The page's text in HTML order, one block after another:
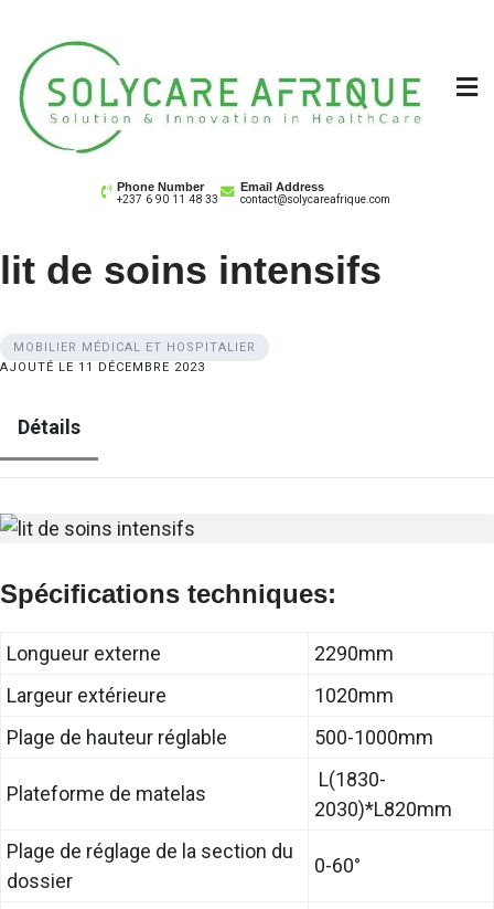
content
Solycare Afrique
Matériel & équipement médical au Cameroun
Phone Number
+237 6 90 11 48 33
Email Address
contact@solycareafrique.com
lit de soins intensifs
MOBILIER MÉDICAL ET HOSPITALIER
AJOUTÉ LE 11 DÉCEMBRE 2023
Détails
Spécifications techniques:
Longueur externe
2290mm
Largeur extérieure
1020mm
Plage de hauteur réglable
500-1000mm
Plateforme de matelas
L(1830-
2030)*L820mm
Plage de réglage de la section du
dossier
0-60°